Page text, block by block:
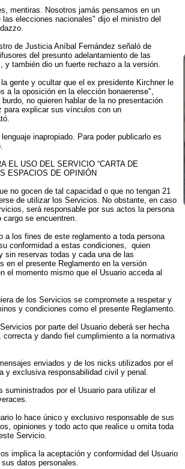
mentiras. Nosotros jamás pensamos en un
elecciones nacionales" dijo el ministro del
de Justicia Aníbal Fernández señaló de
del presunto adelantamiento de las
y también dio un fuerte rechazo a la versión.
gente y ocultar que el ex presidente Kirchner le
a la oposición en la elección bonaerense",
no quieren hablar de la no presentación
para explicar sus vínculos con un
inapropiado. Para poder publicarlo es
EL USO DEL SERVICIO “CARTA DE
ESPACIOS DE OPINIÓN
no gocen de tal capacidad o que no tengan 21
de utilizar los Servicios. No obstante, en caso
será responsable por sus actos la persona
cargo se encuentren.
a los fines de este reglamento a toda persona
conformidad a estas condiciones, quien
sin reservas todas y cada una de las
en el presente Reglamento en la versión
el momento mismo que el Usuario acceda al
de los Servicios se compromete a respetar y
y condiciones como el presente Reglamento.
por parte del Usuario deberá ser hecha
correcta y dando fiel cumplimiento a la normativa
enviados y de los nicks utilizados por el
y exclusiva responsabilidad civil y penal.
suministrados por el Usuario para utilizar el
lo hace único y exclusivo responsable de sus
opiniones y todo acto que realice u omita toda
Servicio.
implica la aceptación y conformidad del Usuario
datos personales.